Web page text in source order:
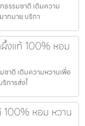
ธรรมชาติ เติมความ
ากมาย บริกา
งแท้ 100% หอม
ชาติ เติมความหวานเพื่อ
การส่งไ
100% หอม หวาน